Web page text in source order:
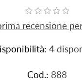
recensione
4
Cod.: 888